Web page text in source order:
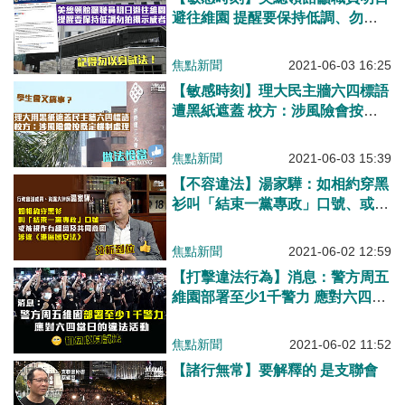
避往維園 提醒要保持低調、勿拍
焦點新聞 2021-06-03 16:25
【敏感時刻】理大民主牆六四標語
遭黑紙遮蓋 校方：涉風險會按既
焦點新聞 2021-06-03 15:39
【不容違法】湯家驊：如相約穿黑
衫叫「結束一黨專政」口號、或被
區國安法》！
焦點新聞 2021-06-02 12:59
【打擊違法行為】消息：警方周五
維園部署至少1千警力 應對六四當
焦點新聞 2021-06-02 11:52
【諸行無常】要解釋的 是支聯會